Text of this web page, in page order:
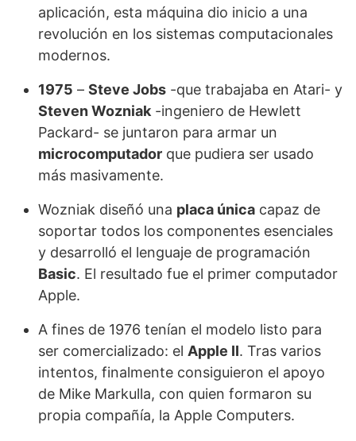
aplicación, esta máquina dio inicio a una
revolución en los sistemas computacionales
modernos.
1975 – Steve Jobs -que trabajaba en Atari- y
Steven Wozniak -ingeniero de Hewlett
Packard- se juntaron para armar un
microcomputador que pudiera ser usado
más masivamente.
Wozniak diseñó una placa única capaz de
soportar todos los componentes esenciales
y desarrolló el lenguaje de programación
Basic. El resultado fue el primer computador
Apple.
A fines de 1976 tenían el modelo listo para
ser comercializado: el Apple II. Tras varios
intentos, finalmente consiguieron el apoyo
de Mike Markulla, con quien formaron su
propia compañía, la Apple Computers.